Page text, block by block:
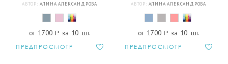
АВТОР: АЛИНА АЛЕКСАНДРОВА
от 1700 a за 10 шт.
ПРЕДПРОСМОТР
АВТОР: АЛИНА АЛЕКСАНДРОВА
от 1700 a за 10 шт.
ПРЕДПРОСМОТР